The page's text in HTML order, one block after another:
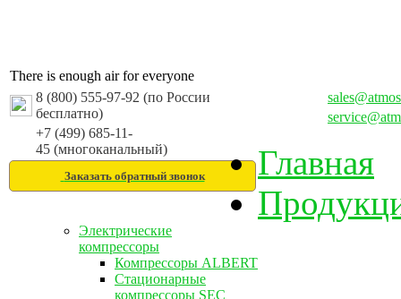
There is enough air for everyone
8 (800) 555-97-92 (по России
бесплатно)
+7 (499) 685-11-
45 (многоканальный)
Заказать обратный звонок
Главная
Электрические
компрессоры
Компрессоры ALBERT
Стационарные
компрессоры SEC